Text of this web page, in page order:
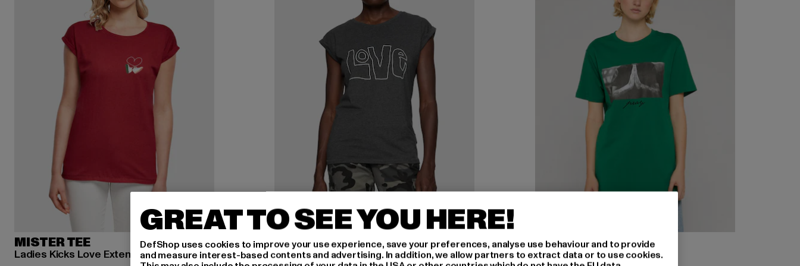
MISTER TEE
Ladies Kicks Love Extended Shoulder
MISTER TEE
Ladies Love
MISTER TEE
Ladies Pray
GREAT TO SEE YOU HERE!
DefShop uses cookies to improve your use experience, save your preferences, analyse use behaviour and to provide
and measure interest-based contents and advertising. In addition, we allow partners to extract data or to use cookies.